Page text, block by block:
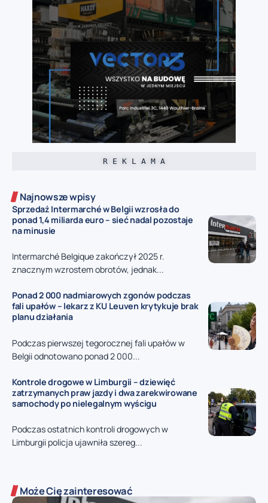
R E K L A M A
Najnowsze wpisy
Sprzedaż Intermarché w Belgii wzrosła do
ponad 1,4 miliarda euro – sieć nadal pozostaje
na minusie
Intermarché Belgique zakończył 2025 r.
znacznym wzrostem obrotów, jednak...
Ponad 2 000 nadmiarowych zgonów podczas
fali upałów – lekarz z KU Leuven krytykuje brak
planu działania
Podczas pierwszej tegorocznej fali upałów w
Belgii odnotowano ponad 2 000...
Kontrole drogowe w Limburgii – dziewięć
zatrzymanych praw jazdy i dwa zarekwirowane
samochody po nielegalnym wyścigu
Podczas ostatnich kontroli drogowych w
Limburgii policja ujawniła szereg...
Może Cię zainteresować